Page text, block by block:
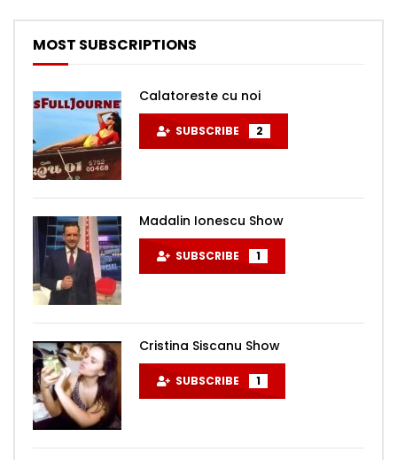
MOST SUBSCRIPTIONS
Calatoreste cu noi
SUBSCRIBE 2
Madalin Ionescu Show
SUBSCRIBE 1
Cristina Siscanu Show
SUBSCRIBE 1